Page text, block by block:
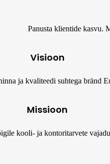
Panusta klientide kasvu.
Visioon
ja kvaliteedi suhtega bränd
Missioon
kooli- ja kontoritarvete